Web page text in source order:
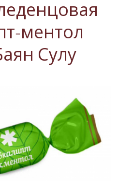
ментол
Сулу